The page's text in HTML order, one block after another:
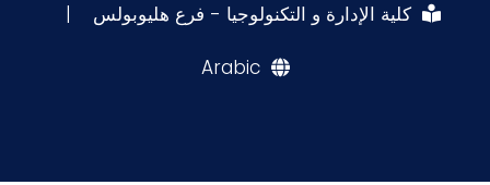
كلية الإدارة و التكنولوجيا - فرع هليوبولس |
Arabic